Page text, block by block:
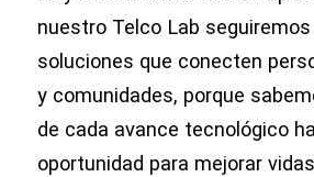
nuestro Telco Lab
soluciones que conecten
y comunidades, porque
de cada avance tecnológico
oportunidad para mejorar